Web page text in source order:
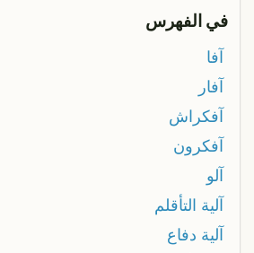
في الفهرس
آفا
آفار
آفكراش
آفكرون
آلو
آلية التأقلم
آلية دفاع